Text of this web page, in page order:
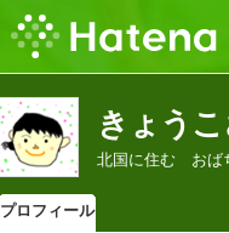
きょう
北国に住む おば
プロフィール